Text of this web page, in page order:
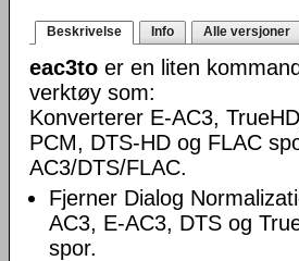
Beskrivelse Info Alle versjoner
eac3to er en liten
verktøy som:
Konverterer E-AC3,
PCM, DTS-HD og FLAC
AC3/DTS/FLAC.
Fjerner Dialog
AC3, E-AC3, DTS og
spor.